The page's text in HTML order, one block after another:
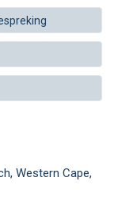
Western Cape,